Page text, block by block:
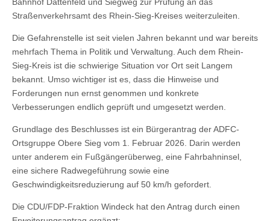
Straßenverkehrsamt des Rhein-Sieg-Kreises weiterzuleiten.
Die Gefahrenstelle ist seit vielen Jahren bekannt und war bereits
mehrfach Thema in Politik und Verwaltung. Auch dem Rhein-
Sieg-Kreis ist die schwierige Situation vor Ort seit Langem
bekannt. Umso wichtiger ist es, dass die Hinweise und
Forderungen nun ernst genommen und konkrete
Verbesserungen endlich geprüft und umgesetzt werden.
Grundlage des Beschlusses ist ein Bürgerantrag der ADFC-
Ortsgruppe Obere Sieg vom 1. Februar 2026. Darin werden
unter anderem ein Fußgängerüberweg, eine Fahrbahninsel,
eine sichere Radwegeführung sowie eine
Geschwindigkeitsreduzierung auf 50 km/h gefordert.
Die CDU/FDP-Fraktion Windeck hat den Antrag durch einen